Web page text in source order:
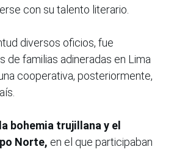
con su talento literario.
diversos oficios, fue
de familias adineradas en Lima
cooperativa, posteriormente,
bohemia trujillana y el
Norte, en el que participaban